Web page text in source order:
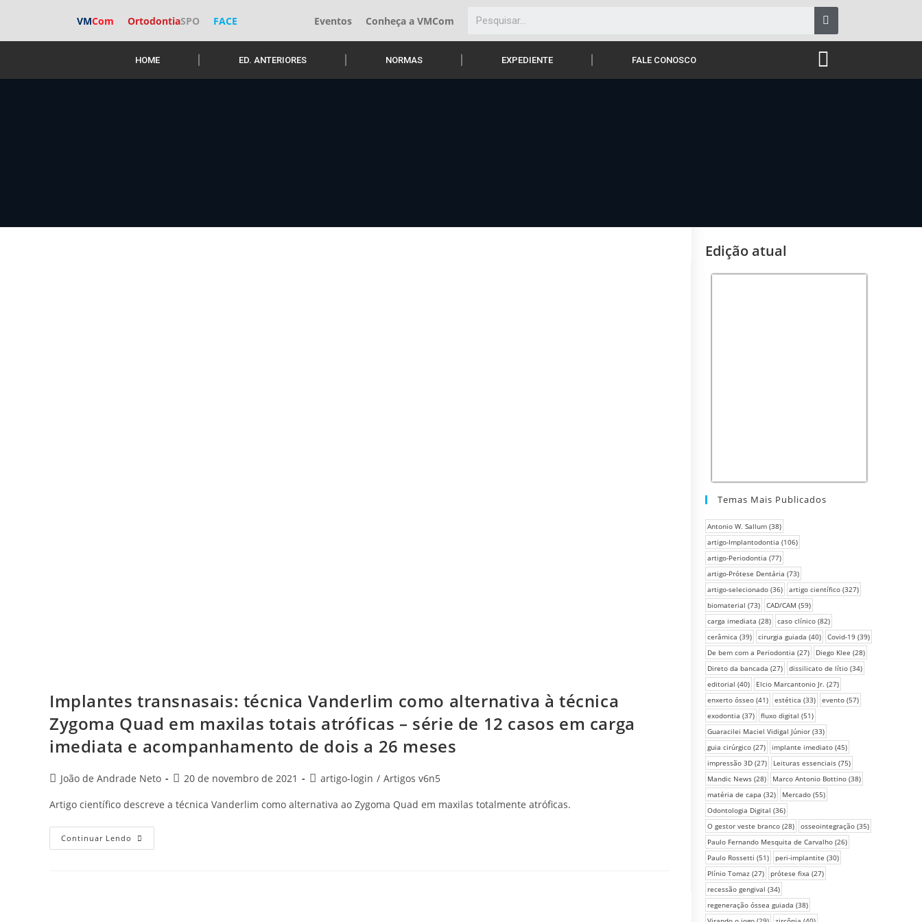
VMCom OrtodontiaSPO FACE Eventos Conheça a VMCom
HOME ED. ANTERIORES NORMAS EXPEDIENTE FALE CONOSCO
Implantes transnasais: técnica Vanderlim como alternativa à técnica
Zygoma Quad em maxilas totais atróficas – série de 12 casos em carga
imediata e acompanhamento de dois a 26 meses
João de Andrade Neto 20 de novembro de 2021 artigo-login / Artigos v6n5
Artigo científico descreve a técnica Vanderlim como alternativa ao Zygoma Quad em maxilas totalmente atróficas.
Continuar Lendo
Edição atual
Temas Mais Publicados
Antonio W. Sallum (38)
artigo-Implantodontia (106)
artigo-Periodontia (77)
artigo-Prótese Dentária (73)
artigo-selecionado (36) artigo científico (327)
biomaterial (73) CAD/CAM (59)
carga imediata (28) caso clínico (82)
cerâmica (39) cirurgia guiada (40) Covid-19 (39)
De bem com a Periodontia (27) Diego Klee (28)
Direto da bancada (27) dissilicato de lítio (34)
editorial (40) Elcio Marcantonio Jr. (27)
enxerto ósseo (41) estética (33) evento (57)
exodontia (37) fluxo digital (51)
Guaracilei Maciel Vidigal Júnior (33)
guia cirúrgico (27) implante imediato (45)
impressão 3D (27) Leituras essenciais (75)
Mandic News (28) Marco Antonio Bottino (38)
matéria de capa (32) Mercado (55)
Odontologia Digital (36)
O gestor veste branco (28) osseointegração (35)
Paulo Fernando Mesquita de Carvalho (26)
Paulo Rossetti (51) peri-implantite (30)
Plínio Tomaz (27) prótese fixa (27)
recessão gengival (34)
regeneração óssea guiada (38)